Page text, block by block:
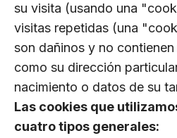
su visita (usando una
visitas repetidas (una
son dañinos y no
como su dirección
nacimiento o datos de su
Las cookies que
cuatro tipos generales: